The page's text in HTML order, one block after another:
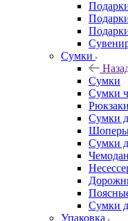
Сумки
Сумки
Сумки
Рюкзаки
Сумки
Шоперы
Сумки
Сумки
Упаковка